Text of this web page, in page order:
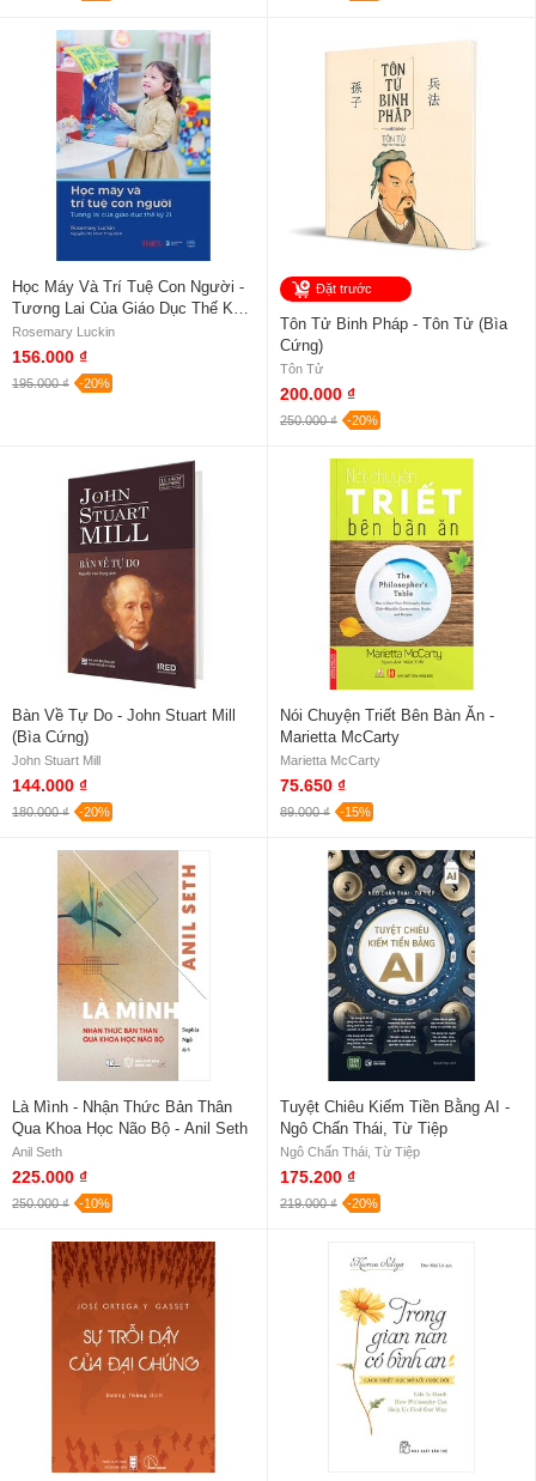
Học Máy Và Trí Tuệ Con Người -
Tương Lai Của Giáo Dục Thế Kỷ
21 - Rosemary Luckin
Rosemary Luckin
156.000 ₫
195.000 ₫ -20%
Đặt trước
Tôn Tử Binh Pháp - Tôn Tử (Bìa
Cứng)
Tôn Tử
200.000 ₫
250.000 ₫ -20%
Bàn Về Tự Do - John Stuart Mill
(Bìa Cứng)
John Stuart Mill
144.000 ₫
180.000 ₫ -20%
Nói Chuyện Triết Bên Bàn Ăn -
Marietta McCarty
Marietta McCarty
75.650 ₫
89.000 ₫ -15%
Là Mình - Nhận Thức Bản Thân
Qua Khoa Học Não Bộ - Anil Seth
Anil Seth
225.000 ₫
250.000 ₫ -10%
Tuyệt Chiêu Kiếm Tiền Bằng AI -
Ngô Chấn Thái, Từ Tiệp
Ngô Chấn Thái, Từ Tiệp
175.200 ₫
219.000 ₫ -20%